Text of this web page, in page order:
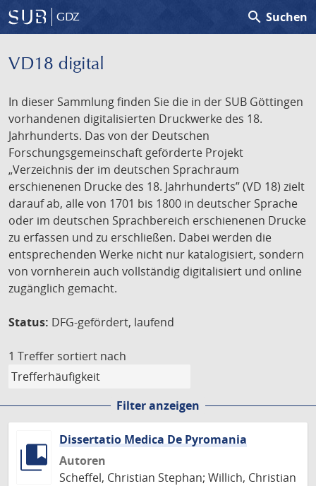
GDZ search Suchen
VD18 digital
In dieser Sammlung finden Sie die in der SUB Göttingen
vorhandenen digitalisierten Druckwerke des 18.
Jahrhunderts. Das von der Deutschen
Forschungsgemeinschaft geförderte Projekt
„Verzeichnis der im deutschen Sprachraum
erschienenen Drucke des 18. Jahrhunderts” (VD 18) zielt
darauf ab, alle von 1701 bis 1800 in deutscher Sprache
oder im deutschen Sprachbereich erschienenen Drucke
zu erfassen und zu erschließen. Dabei werden die
entsprechenden Werke nicht nur katalogisiert, sondern
von vornherein auch vollständig digitalisiert und online
zugänglich gemacht.
Status: DFG-gefördert, laufend
1 Treffer sortiert nach
Filter anzeigen
Dissertatio Medica De Pyromania
Autoren
Scheffel, Christian Stephan; Willich, Christian